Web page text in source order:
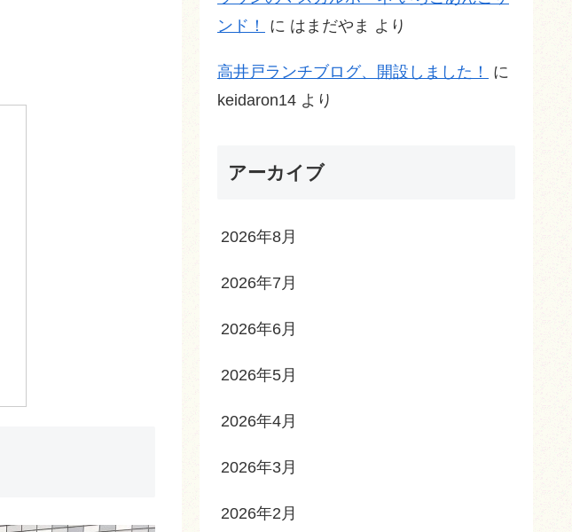
ンド！
に はまだやま より
高井戸ランチブログ、開設しました！
に
keidaron14 より
アーカイブ
2026年8月
2026年7月
2026年6月
2026年5月
2026年4月
2026年3月
2026年2月